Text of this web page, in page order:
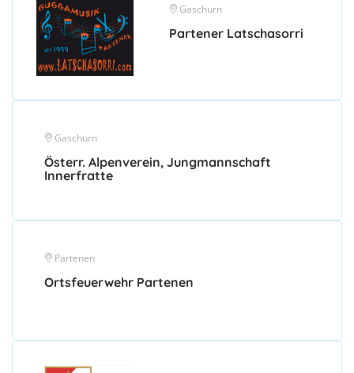
Gaschurn
Partener Latschasorri
Gaschurn
Österr. Alpenverein, Jungmannschaft
Innerfratte
Partenen
Ortsfeuerwehr Partenen